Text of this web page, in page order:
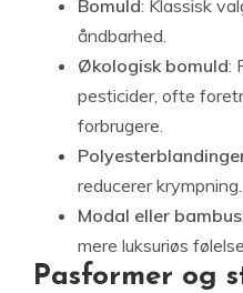
Bomuld: Klassisk
åndbarhed.
Økologisk bomuld:
pesticider, ofte
forbrugere.
reducerer krympning.
Modal eller bambus
mere luksuriøs følelse.
Pasformer og